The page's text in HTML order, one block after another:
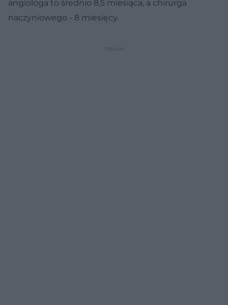
angiologa to średnio 8,5 miesiąca, a chirurga
naczyniowego - 8 miesięcy.